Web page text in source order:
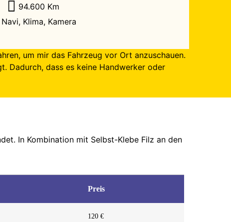
94.600 Km
Navi, Klima, Kamera
um mir das Fahrzeug vor Ort anzuschauen.
Dadurch, dass es keine Handwerker oder
In Kombination mit Selbst-Klebe Filz an den
Preis
120 €